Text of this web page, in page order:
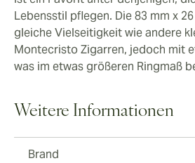
Lebensstil pflegen. Die 83 mm x
gleiche Vielseitigkeit wie andere
Montecristo Zigarren, jedoch mit
was im etwas größeren Ringmaß
Weitere Informationen
Brand